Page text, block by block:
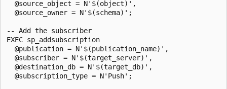
  @source_object = N'$(object)',
  @source_owner = N'$(schema)';
-- Add the subscriber
EXEC sp_addsubscription
  @publication = N'$(publication_name)',
  @subscriber = N'$(target_server)',
  @destination_db = N'$(target_db)',
  @subscription_type = N'Push';